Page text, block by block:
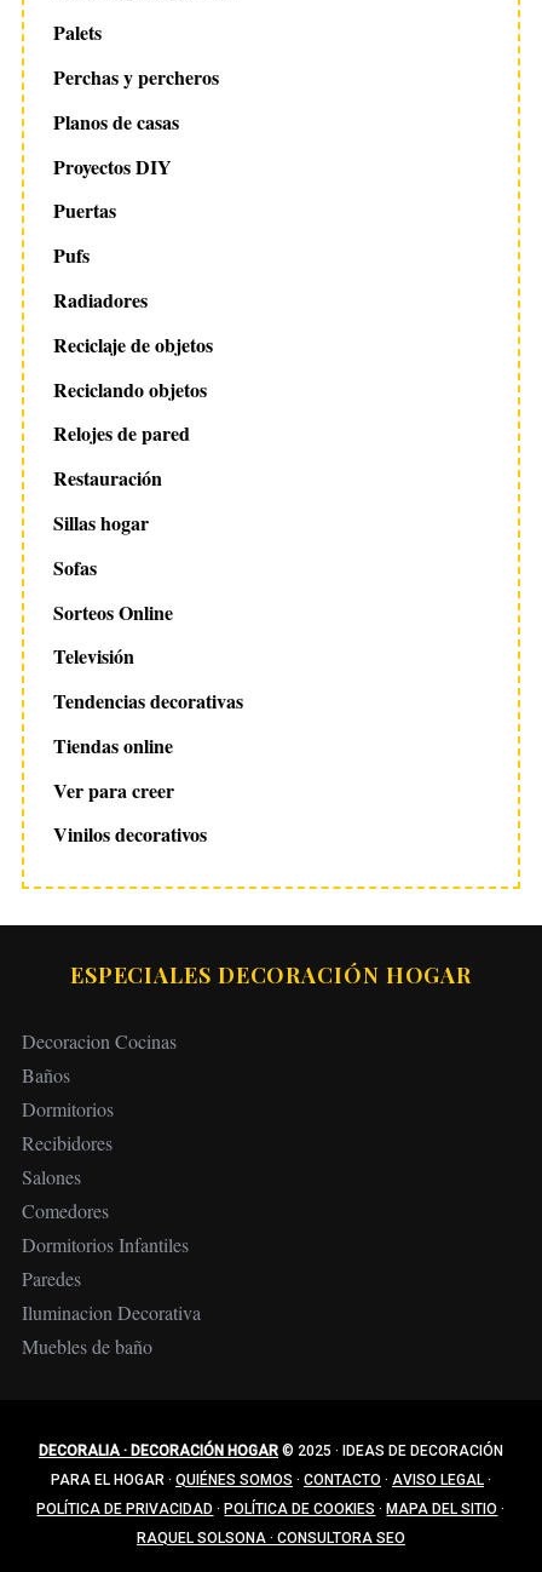
Palets
Perchas y percheros
Planos de casas
Proyectos DIY
Puertas
Pufs
Radiadores
Reciclaje de objetos
Reciclando objetos
Relojes de pared
Restauración
Sillas hogar
Sofas
Sorteos Online
Televisión
Tendencias decorativas
Tiendas online
Ver para creer
Vinilos decorativos
ESPECIALES DECORACIÓN HOGAR
Decoracion Cocinas
Baños
Dormitorios
Recibidores
Salones
Comedores
Dormitorios Infantiles
Paredes
Iluminacion Decorativa
Muebles de baño
DECORALIA · DECORACIÓN HOGAR© 2025 · IDEAS DE DECORACIÓN
PARA EL HOGAR · QUIÉNES SOMOS · CONTACTO · AVISO LEGAL ·
POLÍTICA DE PRIVACIDAD · POLÍTICA DE COOKIES · MAPA DEL SITIO ·
RAQUEL SOLSONA · CONSULTORA SEO